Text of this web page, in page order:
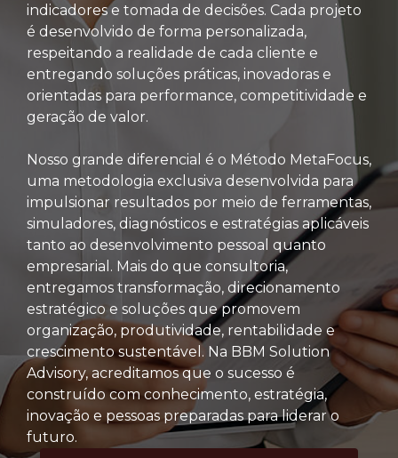
indicadores e tomada de decisões. Cada projeto
é desenvolvido de forma personalizada,
respeitando a realidade de cada cliente e
entregando soluções práticas, inovadoras e
orientadas para performance, competitividade e
geração de valor.
Nosso grande diferencial é o Método MetaFocus,
uma metodologia exclusiva desenvolvida para
impulsionar resultados por meio de ferramentas,
simuladores, diagnósticos e estratégias aplicáveis
tanto ao desenvolvimento pessoal quanto
empresarial. Mais do que consultoria,
entregamos transformação, direcionamento
estratégico e soluções que promovem
organização, produtividade, rentabilidade e
crescimento sustentável. Na BBM Solution
Advisory, acreditamos que o sucesso é
construído com conhecimento, estratégia,
inovação e pessoas preparadas para liderar o
futuro.